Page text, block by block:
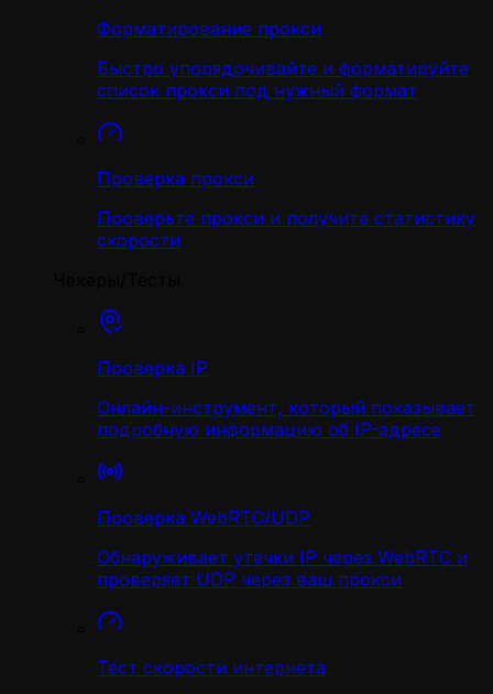
Форматирование прокси
Быстро упорядочивайте и форматируйте
список прокси под нужный формат
Проверка прокси
Проверьте прокси и получите статистику
скорости
Проверка IP
Онлайн-инструмент, который показывает
подробную информацию об IP-адресе
Проверка WebRTC/UDP
Обнаруживает утечки IP через WebRTC и
проверяет UDP через ваш прокси
Тест скорости интернета